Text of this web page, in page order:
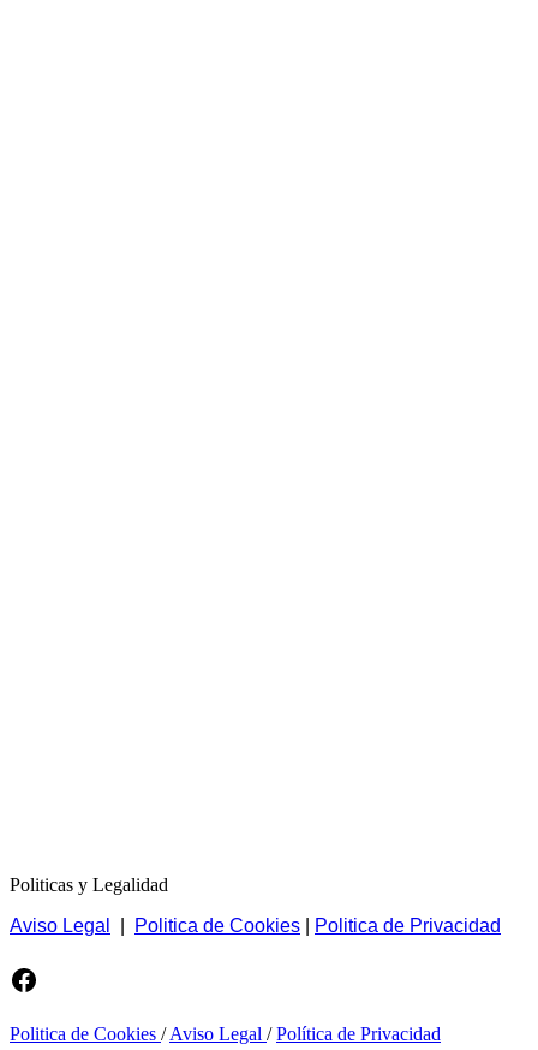
Politicas y Legalidad
Aviso Legal
Politica de Cookies Politica de Privacidad
Facebook
Politica de Cookies /Aviso Legal /Política de Privacidad